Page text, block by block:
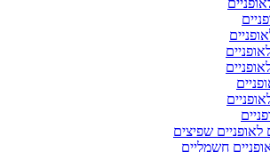
לאופניים שפיצים
חשמליים